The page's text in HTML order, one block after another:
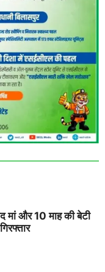
मां और 10 माह की बेटी